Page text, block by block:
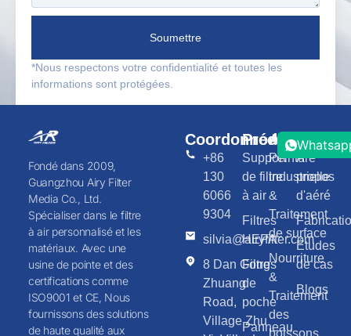
Soumettre
*Nous respectons votre confidentialité et toutes les
informations sont protégées.
Fondé dans 2009,
Guangzhou Airy Filter
Media Co., Ltd.
Spécialiser dans le filtre
à air personnalisé et les
matériaux. Avec une
usine de pointe et des
certifications comme
ISO9001 et CE, Nous
fournissons des solutions
de haute qualité aux
Produits
Support
de filtre
à air
Filtres
HEPA
Filtres
de
poche
Panneau
Peinture
industrielle
&
Traitement
de surface
Nourriture
&
Traitement
des
boissons
À
propos
d'aéré
Études
de cas
Blogs
Coordonnées
+86
130
6066
9304
silvia@airyfilter.com
8 Dan Gong
Zhuang
Road,
Village Zhu